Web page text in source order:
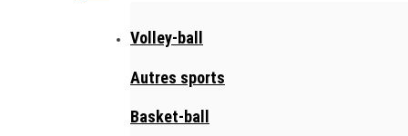
Volley-ball
Autres sports
Basket-ball